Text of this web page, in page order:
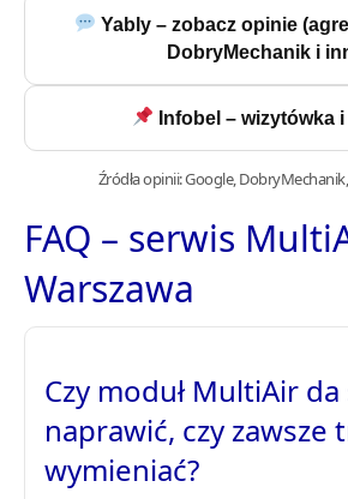
Yably – zobacz opinie
DobryMechanik i
Infobel – wizytówka
Źródła opinii: Google,
FAQ – serwis
Warszawa
Czy moduł MultiAir da
naprawić, czy zawsze
wymieniać?